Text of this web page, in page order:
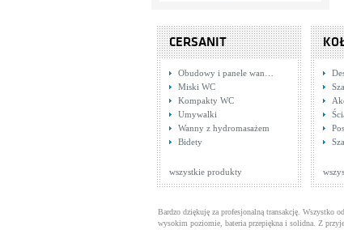
CERSANIT
Obudowy i panele wan…
Miski WC
Kompakty WC
Umywalki
Wanny z hydromasażem
Bidety
wszystkie produkty
Bardzo dziękuję za profesjonalną transakcję. Wszystko
wysokim poziomie, bateria przepiękna i solidna. Z